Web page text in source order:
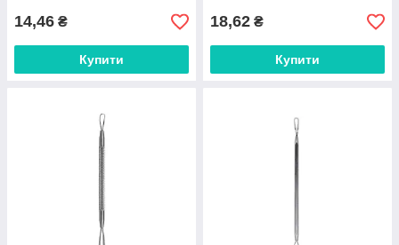
14,46 ₴
Купити
18,62 ₴
Купити